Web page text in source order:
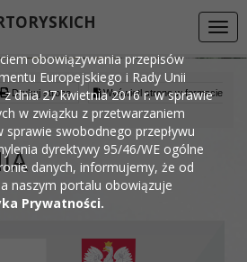
Drukuj stronę
Wyświetl stronę w formacie
obowiązywania przepisów
Europejskiego i Rady Unii
dnia 27 kwietnia 2016 r. w sprawie
w związku z przetwarzaniem
swobodnego przepływu
dyrektywy 95/46/WE ogólne
danych, informujemy, że od
naszym portalu obowiązuje
Prywatności.